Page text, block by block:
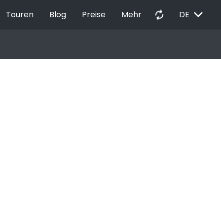
Touren Blog Preise Mehr autorenew DE EXPAND_MORE